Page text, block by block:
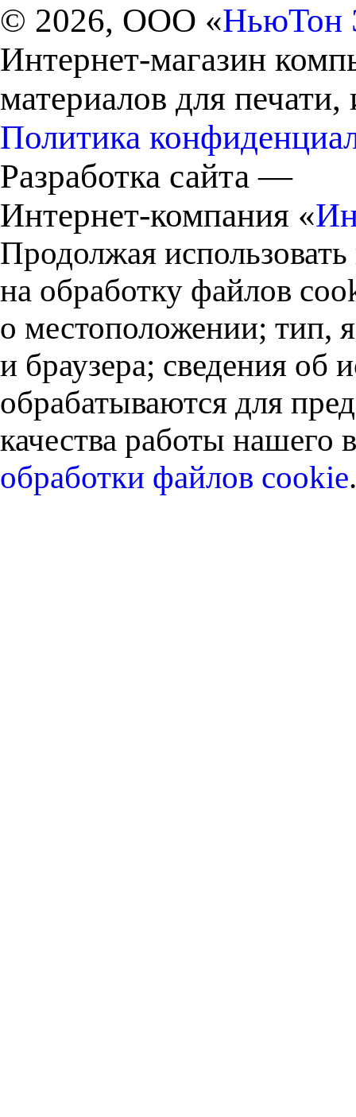
© 2026, ООО «НьюТон
Интернет-магазин
материалов для
Политика
Разработка сайта —
Интернет-компания «
Продолжая
на обработку файлов
о местоположении; тип,
и браузера; сведения об
обрабатываются для
качества работы нашего
обработки файлов cookie.